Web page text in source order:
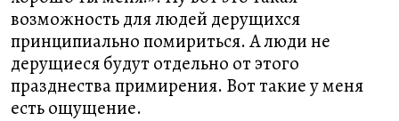
возможность для людей дерущихся
принципиально помириться. А люди не
дерущиеся будут отдельно от этого
празднества примирения. Вот такие у меня
есть ощущение.